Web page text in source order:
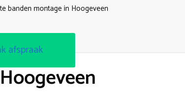
banden montage in Hoogeveen
afspraak